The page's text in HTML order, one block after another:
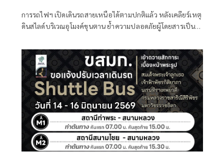
การรถไฟฯ เปิดเดินรถสายเหนือได้ตามปกติแล้ว หลังเคลียร์เหตุ
ดินสไลด์บริเวณอุโมงค์ขุนตาน ย้ำความปลอดภัยผู้โดยสารเป็น